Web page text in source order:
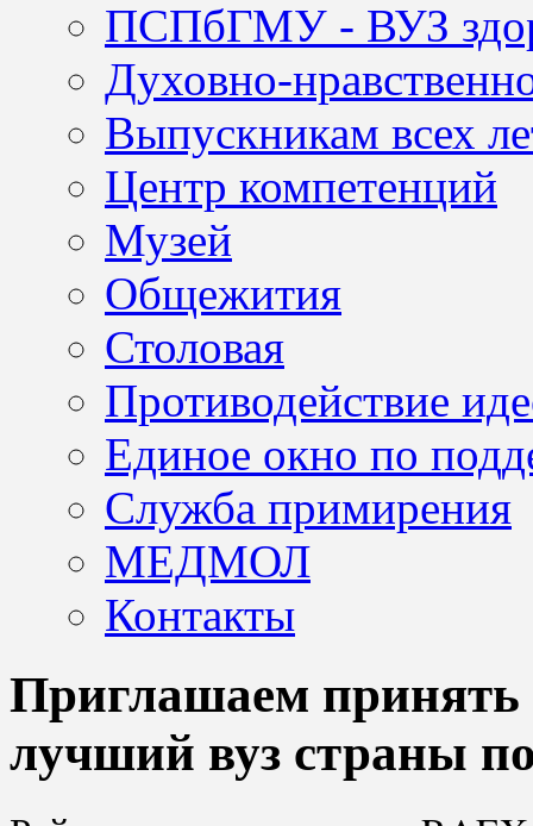
ПСПбГМУ - ВУЗ
Духовно-
Выпускникам всех
Центр компетенций
Музей
Общежития
Столовая
Противодействие
Единое окно по
Служба примирения
МЕДМОЛ
Контакты
Приглашаем принять
лучший вуз страны